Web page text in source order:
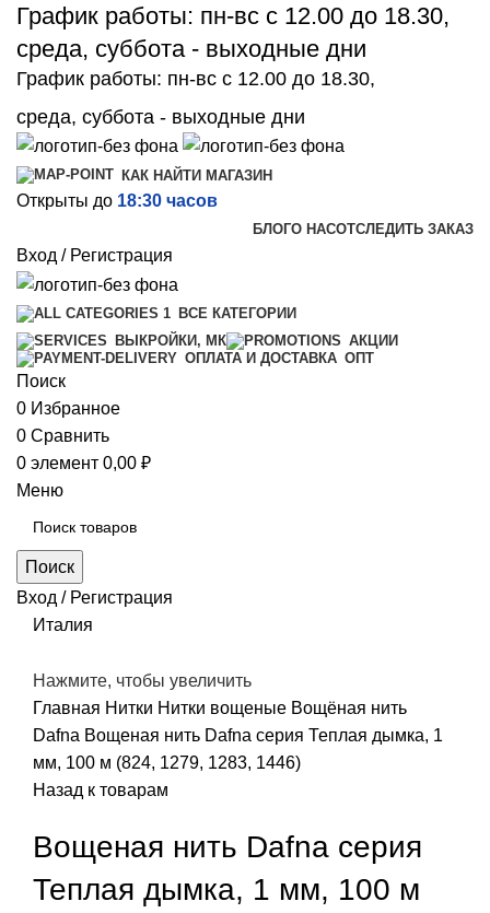
График работы: пн-вс с 12.00 до 18.30,
среда, суббота - выходные дни
График работы: пн-вс с 12.00 до 18.30,
среда, суббота - выходные дни
КАК НАЙТИ МАГАЗИН
Открыты до 18:30 часов
БЛОГО НАСОТСЛЕДИТЬ ЗАКАЗ
Вход / Регистрация
ВСЕ КАТЕГОРИИ
ВЫКРОЙКИ, МК
АКЦИИ
ОПЛАТА И ДОСТАВКА ОПТ
Поиск
0 Избранное
0 Сравнить
0 элемент 0,00 ₽
Меню
Поиск
Вход / Регистрация
Италия
Нажмите, чтобы увеличить
Главная Нитки Нитки вощеные Вощёная нить
Dafna Вощеная нить Dafna cерия Теплая дымка, 1
мм, 100 м (824, 1279, 1283, 1446)
Назад к товарам
Вощеная нить Dafna cерия
Теплая дымка, 1 мм, 100 м